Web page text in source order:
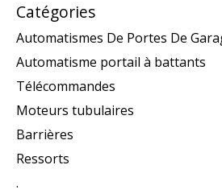
Catégories
Automatismes De Portes De
Automatisme portail à battants
Télécommandes
Moteurs tubulaires
Barrières
Ressorts
.